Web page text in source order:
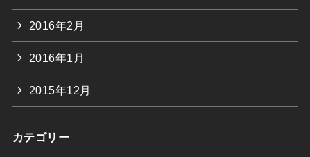
2016年2月
2016年1月
2015年12月
カテゴリー